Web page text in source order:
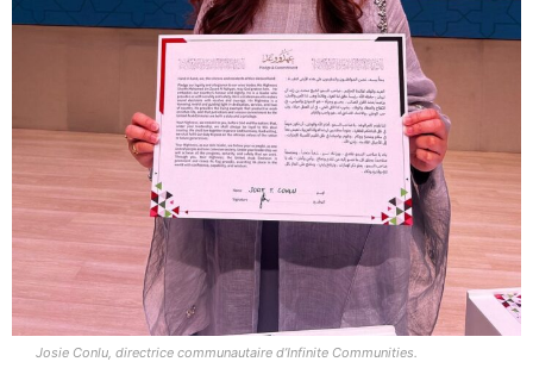
Josie Conlu, directrice communautaire d’Infinite Communities.